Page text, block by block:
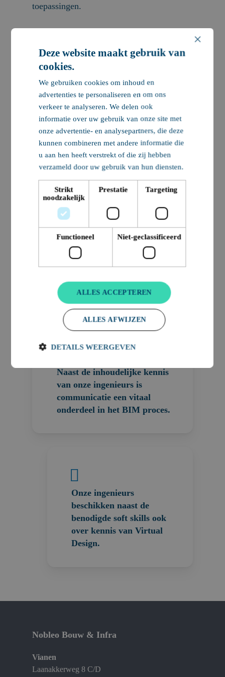
toepassingen.
Door het BIM model te visualiseren
BIM model te positioneren in de
werkelijke wereld met behulp van
Augmented Reality, wordt voor alle
betrokken partijen een duidelijk beeld
gecreëerd van het project.
De ingenieurs van Nobleo
onderscheiden zich in het toepassen van
BIM tijdens de verschillende
ontwerpfases, de bijbehorende
raakvlakken en systeem eisen (SA).
Onze ingenieurs behouden het overzicht
in de uiteenlopende werkzaamheden
tijdens het BIM proces. Op deze manier
kan een ingenieur van Nobleo het
verschil maken.
Neem contact op
Naast de inhoudelijke kennis
van onze ingenieurs is
communicatie een vitaal
onderdeel in het BIM proces.
Onze ingenieurs
beschikken naast de
benodigde soft skills ook
over kennis van Virtual
Design.
Nobleo Bouw & Infra
Vianen
Laanakkerweg 8 C/D
×
Deze website maakt gebruik van
cookies.
We gebruiken cookies om inhoud en
advertenties te personaliseren en om ons
verkeer te analyseren. We delen ook
informatie over uw gebruik van onze site met
onze advertentie- en analysepartners, die deze
kunnen combineren met andere informatie die
u aan hen heeft verstrekt of die zij hebben
verzameld door uw gebruik van hun diensten.
Strikt
noodzakelijk
Prestatie Targeting
Functioneel Niet-geclassificeerd
ALLES ACCEPTEREN
ALLES AFWIJZEN
DETAILS WEERGEVEN